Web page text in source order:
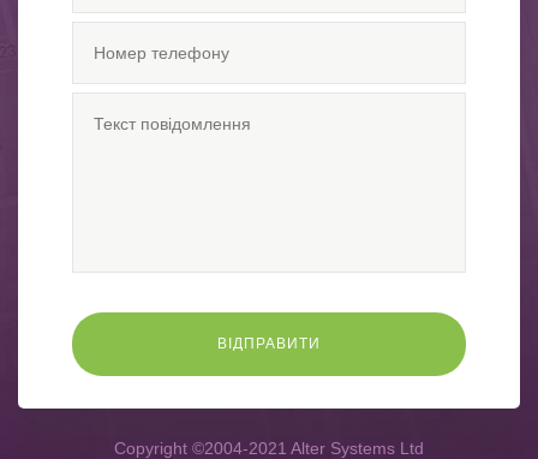
Copyright ©2004-2021 Alter Systems Ltd